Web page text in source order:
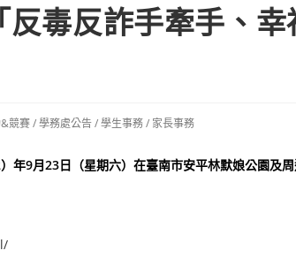
毒反詐手牽手、
競賽/學務處公告/學生事務/ 家長事務
年9月23日（星期六）在臺南市安平林默娘公園及